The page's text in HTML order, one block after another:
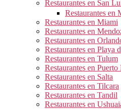
Restaurantes en San
Restaurantes en
Restaurantes en Miami
Restaurantes en
Restaurantes en
Restaurantes en Playa
Restaurantes en Tulum
Restaurantes en
Restaurantes en Salta
Restaurantes en Tilcara
Restaurantes en Tandil
Restaurantes en